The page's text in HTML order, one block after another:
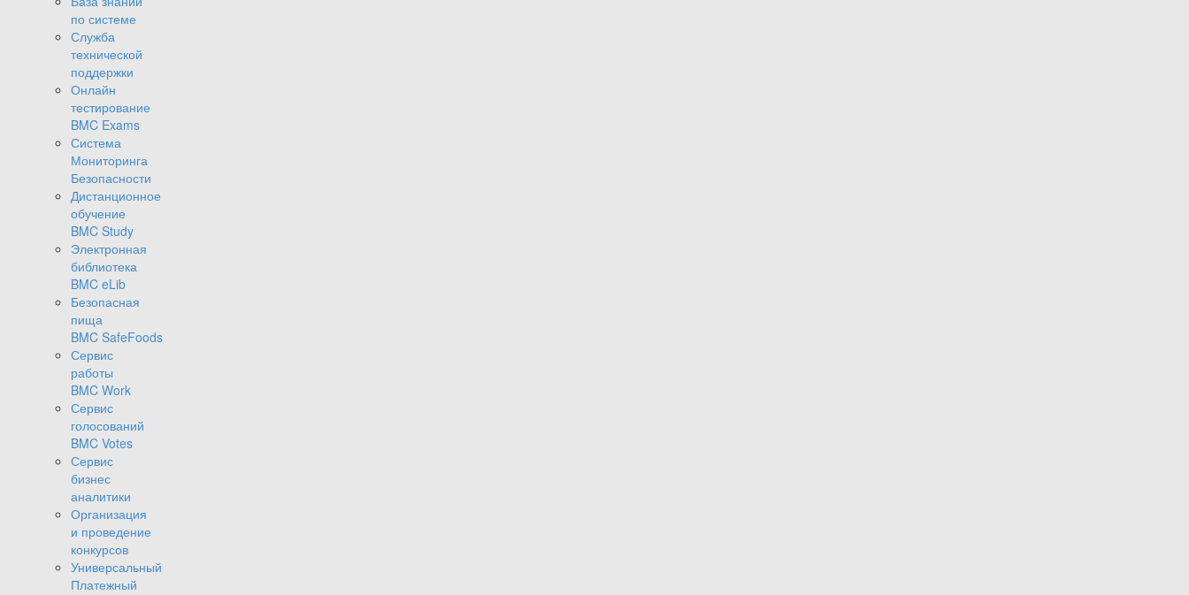
по системе
Служба
технической
поддержки
Онлайн
тестирование
BMC Exams
Система
Мониторинга
Безопасности
Дистанционное
обучение
BMC Study
Электронная
библиотека
BMC eLib
Безопасная
пища
BMC SafeFoods
Сервис
работы
BMC Work
Сервис
голосований
BMC Votes
Сервис
бизнес
аналитики
Организация
и проведение
конкурсов
Универсальный
Платежный